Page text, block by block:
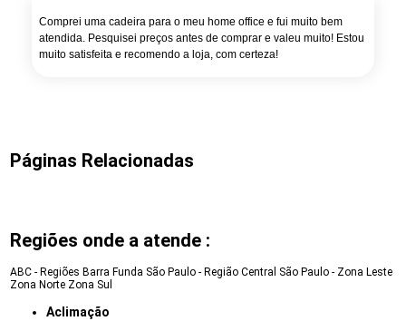
Comprei uma cadeira para o meu home office e fui muito bem
atendida. Pesquisei preços antes de comprar e valeu muito! Estou
muito satisfeita e recomendo a loja, com certeza!
Páginas Relacionadas
Regiões onde a atende :
ABC - Regiões Barra Funda São Paulo - Região Central São Paulo - Zona Leste
Zona Norte Zona Sul
Aclimação